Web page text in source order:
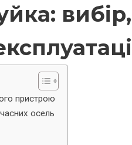
пристрою
осель